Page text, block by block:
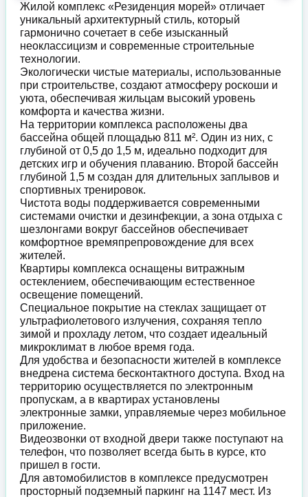
Жилой комплекс «Резиденция морей» отличает
уникальный архитектурный стиль, который
гармонично сочетает в себе изысканный
неоклассицизм и современные строительные
технологии.
Экологически чистые материалы, использованные
при строительстве, создают атмосферу роскоши и
уюта, обеспечивая жильцам высокий уровень
комфорта и качества жизни.
На территории комплекса расположены два
бассейна общей площадью 811 м². Один из них, с
глубиной от 0,5 до 1,5 м, идеально подходит для
детских игр и обучения плаванию. Второй бассейн
глубиной 1,5 м создан для длительных заплывов и
спортивных тренировок.
Чистота воды поддерживается современными
системами очистки и дезинфекции, а зона отдыха с
шезлонгами вокруг бассейнов обеспечивает
комфортное времяпрепровождение для всех
жителей.
Квартиры комплекса оснащены витражным
остеклением, обеспечивающим естественное
освещение помещений.
Специальное покрытие на стеклах защищает от
ультрафиолетового излучения, сохраняя тепло
зимой и прохладу летом, что создает идеальный
микроклимат в любое время года.
Для удобства и безопасности жителей в комплексе
внедрена система бесконтактного доступа. Вход на
территорию осуществляется по электронным
пропускам, а в квартирах установлены
электронные замки, управляемые через мобильное
приложение.
Видеозвонки от входной двери также поступают на
телефон, что позволяет всегда быть в курсе, кто
пришел в гости.
Для автомобилистов в комплексе предусмотрен
просторный подземный паркинг на 1147 мест. Из